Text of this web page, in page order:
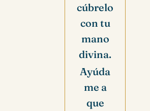
cúbrelo
con tu
mano
divina.
Ayúda
me a
que